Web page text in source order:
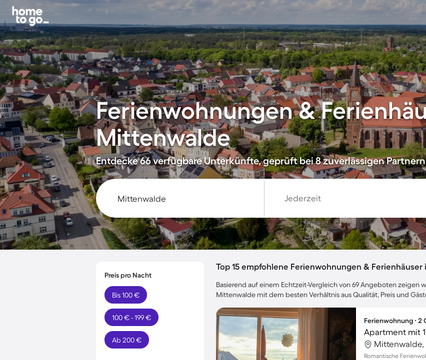
Ferienwohnungen &
Mittenwalde
Entdecke 66 verfügbare Unterkünfte, geprüft bei 8 zuverlässigen Partnern
Jederzeit
Preis pro Nacht
Bis 100 €
100 € - 199 €
Ab 200 €
Top 15 empfohlene Ferienwohnungen &
Basierend auf einem Echtzeit-Vergleich von 69 Angeboten zeigen
Mittenwalde mit dem besten Verhältnis aus Qualität, Preis und
Ferienwohnung ∙ 2
Apartment mit
Mittenwalde,
Romantische